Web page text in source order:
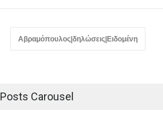
Αβραμόπουλος|δηλώσεις|Ειδομένη
Posts Carousel